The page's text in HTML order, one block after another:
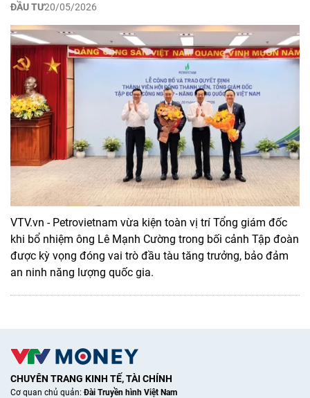
ĐẦU TƯ20/05/2026
VTV.vn - Petrovietnam vừa kiện toàn vị trí Tổng giám đốc
khi bổ nhiệm ông Lê Mạnh Cường trong bối cảnh Tập đoàn
được kỳ vọng đóng vai trò đầu tàu tăng trưởng, bảo đảm
an ninh năng lượng quốc gia.
CHUYÊN TRANG KINH TẾ, TÀI CHÍNH
Cơ quan chủ quản:Đài Truyền hình Việt Nam